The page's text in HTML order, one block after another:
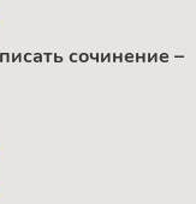
сочинение –